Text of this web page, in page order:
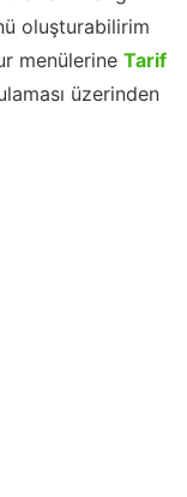
oluşturabilirim
menülerine Tarif
üzerinden